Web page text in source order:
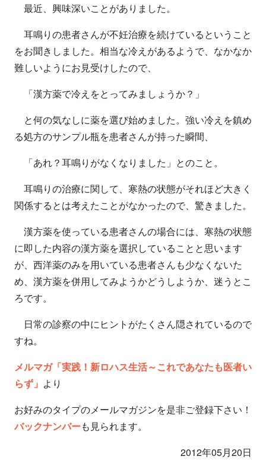
最近、興味深いことがありました。
耳鳴りの患者さんが不妊治療を続けているということ
をお聞きしました。相当な冷えがあるようで、なかなか
難しいようにお見受けしたので、
「漢方薬で冷えをとってみましょうか？」
と何の気なしに薬を選び始めました。強い冷えを鎮め
る処方のサンプル瓶を患者さんが持った瞬間、
「あれ？耳鳴りがなくなりました」とのこと。
耳鳴りの治療に関して、寒熱の状態がそれほど大きく
関係するとは考えたことがなかったので、驚きました。
漢方薬を使っている患者さんの場合には、寒熱の状態
に即した内容の漢方薬を選択していることと思います
が、西洋薬のみを用いている患者さんも少なくないた
め、漢方薬を併用してみようかどうしようか、迷うとこ
ろです。
日常の診察の中にヒントがたくさん隠されているので
すね。
メルマガ「実践！新ロハス生活～これであなたも医者い
らず」 より
お好みのタイプのメールマガジンを是非ご登録下さい！
バックナンバーも見られます。
2012年05月20日